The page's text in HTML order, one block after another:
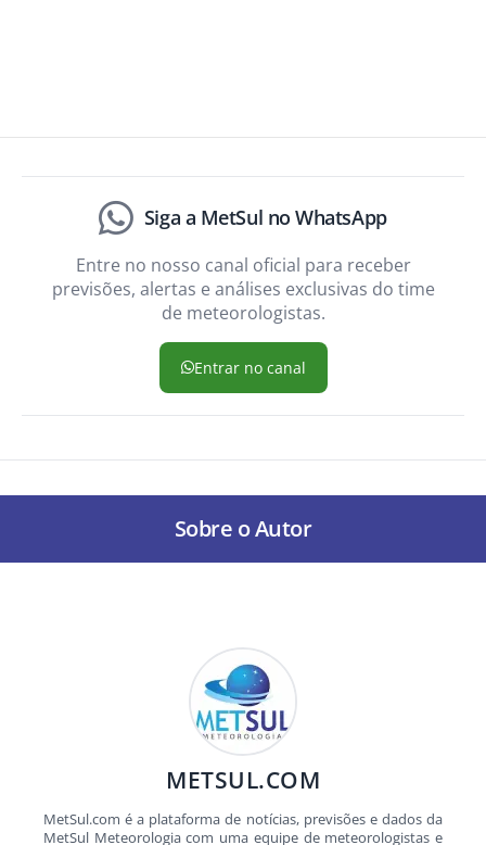
Siga a MetSul no WhatsApp
Entre no nosso canal oficial para receber
previsões, alertas e análises exclusivas do time
de meteorologistas.
Entrar no canal
Sobre o Autor
METSUL.COM
MetSul.com é a plataforma de notícias, previsões e dados da
MetSul Meteorologia com uma equipe de meteorologistas e